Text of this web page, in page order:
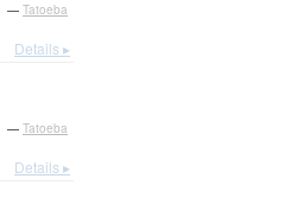
— Tatoeba
Details ▸
— Tatoeba
Details ▸